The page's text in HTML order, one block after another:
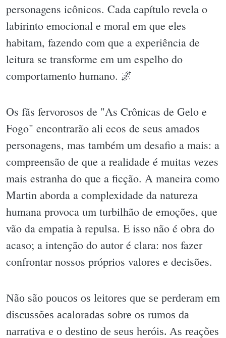
personagens icônicos. Cada capítulo revela o
labirinto emocional e moral em que eles
habitam, fazendo com que a experiência de
leitura se transforme em um espelho do
comportamento humano. 🌌
Os fãs fervorosos de "As Crônicas de Gelo e
Fogo" encontrarão ali ecos de seus amados
personagens, mas também um desafio a mais: a
compreensão de que a realidade é muitas vezes
mais estranha do que a ficção. A maneira como
Martin aborda a complexidade da natureza
humana provoca um turbilhão de emoções, que
vão da empatia à repulsa. E isso não é obra do
acaso; a intenção do autor é clara: nos fazer
confrontar nossos próprios valores e decisões.
Não são poucos os leitores que se perderam em
discussões acaloradas sobre os rumos da
narrativa e o destino de seus heróis. As reações